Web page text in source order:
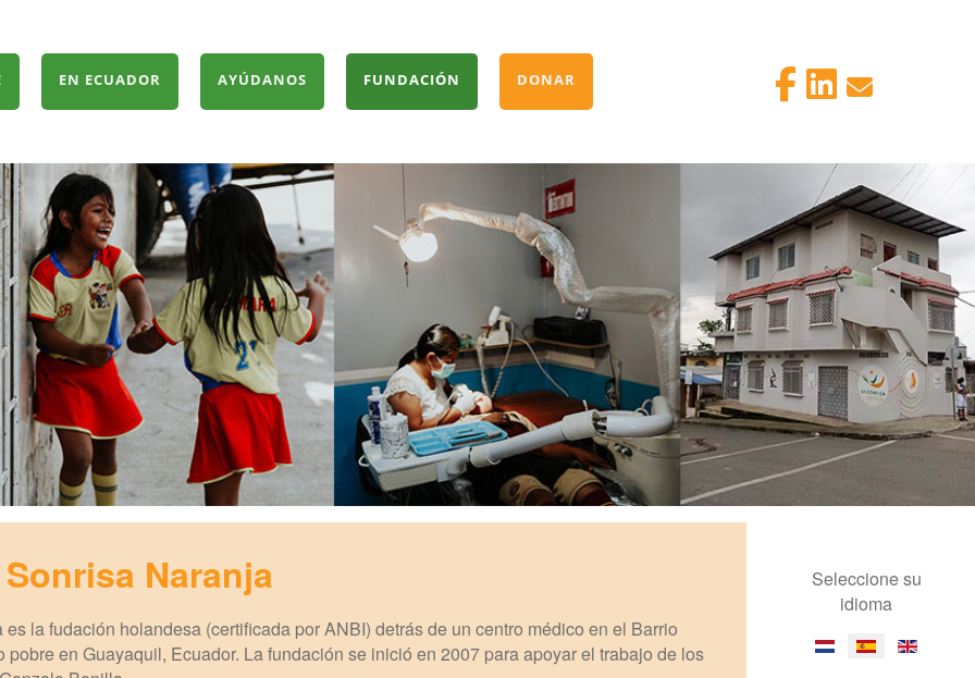
EN ECUADOR AYÚDANOS FUNDACIÓN DONAR
Naranja
la fudación holandesa (certificada por ANBI) detrás de un centro médico en el Barrio
pobre en Guayaquil, Ecuador. La fundación se inició en 2007 para apoyar el trabajo de los
Seleccione su
idioma